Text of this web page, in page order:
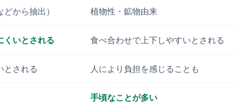
から抽出） 植物性・鉱物由来
くいとされる 食べ合わせで上下しやすいとされる
とされる 人により負担を感じることも
手頃なことが多い